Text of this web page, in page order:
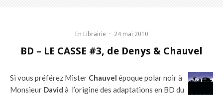
En Librairie · 24 mai 2010
BD – LE CASSE #3, de Denys & Chauvel
Si vous préférez Mister Chauvel époque polar noir à
Monsieur David à l’origine des adaptations en BD du